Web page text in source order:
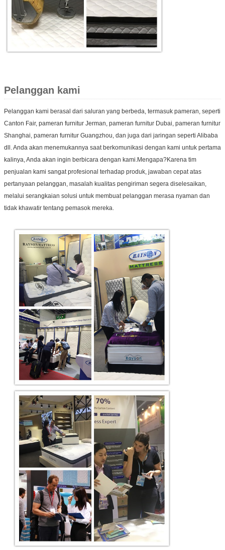
Pelanggan kami
Pelanggan kami berasal dari saluran yang berbeda, termasuk pameran, seperti
Canton Fair, pameran furnitur Jerman, pameran furnitur Dubai, pameran furnitur
Shanghai, pameran furnitur Guangzhou, dan juga dari jaringan seperti Alibaba
dll. Anda akan menemukannya saat berkomunikasi dengan kami untuk pertama
kalinya, Anda akan ingin berbicara dengan kami.Mengapa?Karena tim
penjualan kami sangat profesional terhadap produk, jawaban cepat atas
pertanyaan pelanggan, masalah kualitas pengiriman segera diselesaikan,
melalui serangkaian solusi untuk membuat pelanggan merasa nyaman dan
tidak khawatir tentang pemasok mereka.